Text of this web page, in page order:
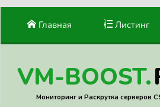
Главная Листинг
VM-BOOST.
Мониторинг и Раскрутка серверов